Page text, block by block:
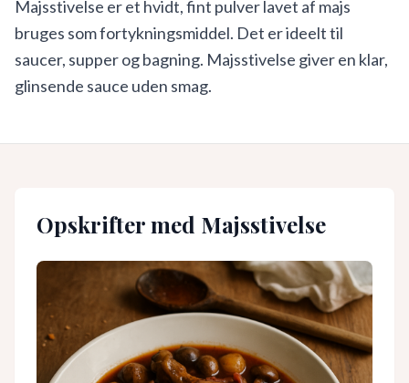
Majsstivelse er et hvidt, fint pulver lavet af majs
bruges som fortykningsmiddel. Det er ideelt til
saucer, supper og bagning. Majsstivelse giver en klar,
glinsende sauce uden smag.
Opskrifter med Majsstivelse